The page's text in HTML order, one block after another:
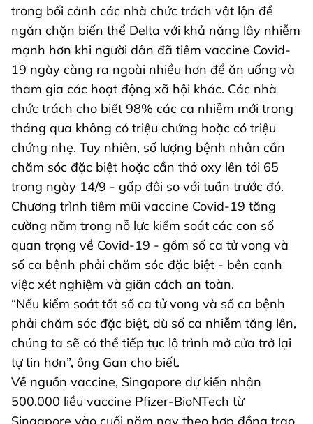
trong bối cảnh các nhà chức trách vật lộn để
ngăn chặn biến thể Delta với khả năng lây nhiễm
mạnh hơn khi người dân đã tiêm vaccine Covid-
19 ngày càng ra ngoài nhiều hơn để ăn uống và
tham gia các hoạt động xã hội khác. Các nhà
chức trách cho biết 98% các ca nhiễm mới trong
tháng qua không có triệu chứng hoặc có triệu
chứng nhẹ. Tuy nhiên, số lượng bệnh nhân cần
chăm sóc đặc biệt hoặc cần thở oxy lên tới 65
trong ngày 14/9 - gấp đôi so với tuần trước đó.
Chương trình tiêm mũi vaccine Covid-19 tăng
cường nằm trong nỗ lực kiểm soát các con số
quan trọng về Covid-19 - gồm số ca tử vong và
số ca bệnh phải chăm sóc đặc biệt - bên cạnh
việc xét nghiệm và giãn cách an toàn.
“Nếu kiểm soát tốt số ca tử vong và số ca bệnh
phải chăm sóc đặc biệt, dù số ca nhiễm tăng lên,
chúng ta sẽ có thể tiếp tục lộ trình mở cửa trở lại
tự tin hơn”, ông Gan cho biết.
Về nguồn vaccine, Singapore dự kiến nhận
500.000 liều vaccine Pfizer-BioNTech từ
Singapore vào cuối năm nay theo hợp đồng trao